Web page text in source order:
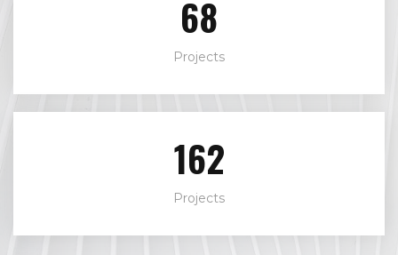
79
Projects
188
Projects